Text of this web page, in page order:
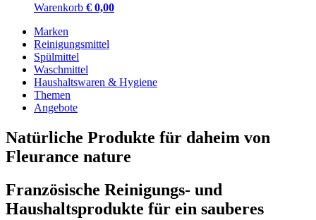
Warenkorb € 0,00
Marken
Reinigungsmittel
Spülmittel
Waschmittel
Haushaltswaren & Hygiene
Themen
Angebote
Natürliche Produkte für daheim von
Fleurance nature
Französische Reinigungs- und
Haushaltsprodukte für ein sauberes